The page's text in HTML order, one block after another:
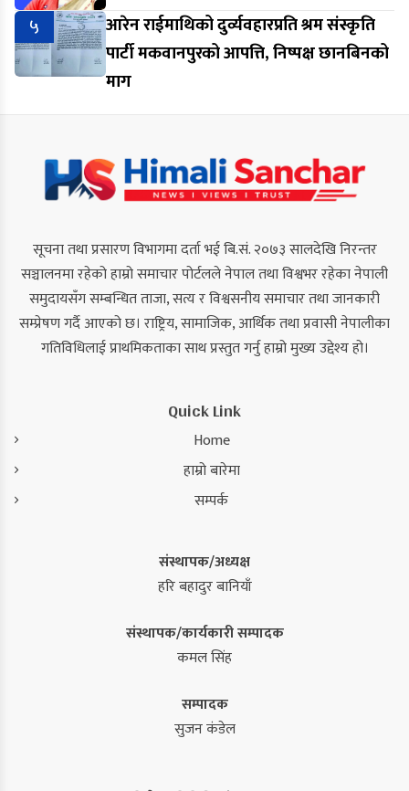
५
आरेन राईमाथिको दुर्व्यवहारप्रति श्रम संस्कृति
पार्टी मकवानपुरको आपत्ति, निष्पक्ष छानबिनको
माग
सूचना तथा प्रसारण विभागमा दर्ता भई बि.सं. २०७३ सालदेखि निरन्तर
सञ्चालनमा रहेको हाम्रो समाचार पोर्टलले नेपाल तथा विश्वभर रहेका नेपाली
समुदायसँग सम्बन्धित ताजा, सत्य र विश्वसनीय समाचार तथा जानकारी
सम्प्रेषण गर्दै आएको छ। राष्ट्रिय, सामाजिक, आर्थिक तथा प्रवासी नेपालीका
गतिविधिलाई प्राथमिकताका साथ प्रस्तुत गर्नु हाम्रो मुख्य उद्देश्य हो।
Quick Link
Home
हाम्रो बारेमा
सम्पर्क
संस्थापक/अध्यक्ष
हरि बहादुर बानियाँ
संस्थापक/कार्यकारी सम्पादक
कमल सिंह
सम्पादक
सुजन कंडेल